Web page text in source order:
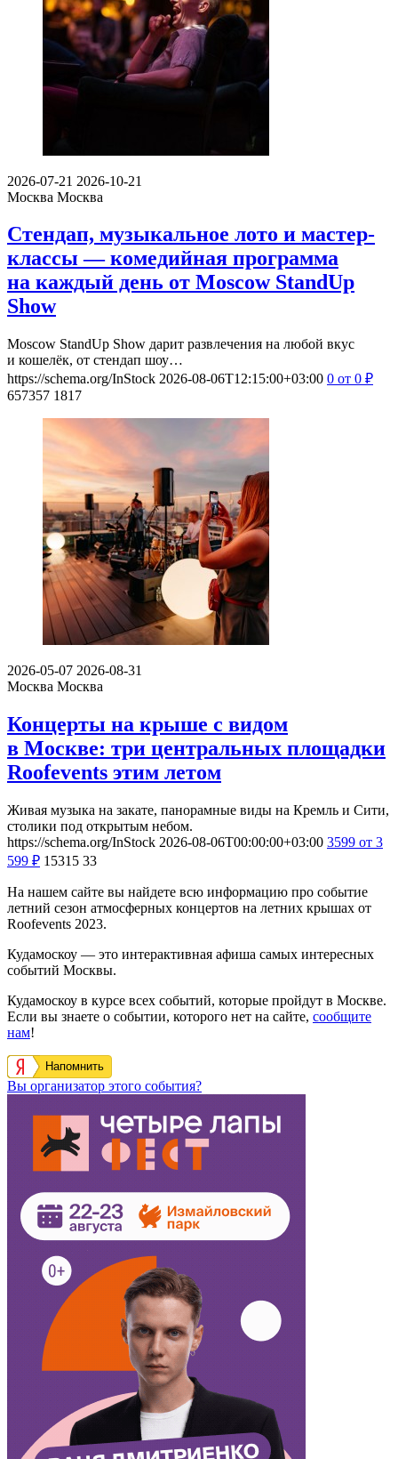
2026-07-21 2026-10-21
Москва Москва
Стендап, музыкальное лото и мастер-
классы — комедийная программа
на каждый день от Moscow StandUp
Show
Moscow StandUp Show дарит развлечения на любой вкус
и кошелёк, от стендап шоу…
https://schema.org/InStock 2026-08-06T12:15:00+03:00 0 от 0 ₽
657357 1817
2026-05-07 2026-08-31
Москва Москва
Концерты на крыше с видом
в Москве: три центральных площадки
Roofevents этим летом
Живая музыка на закате, панорамные виды на Кремль и Сити,
столики под открытым небом.
https://schema.org/InStock 2026-08-06T00:00:00+03:00 3599 от 3
599 ₽ 15315 33
На нашем сайте вы найдете всю информацию про событие
летний сезон атмосферных концертов на летних крышах от
Roofevents 2023.
Кудамоскоу — это интерактивная афиша самых интересных
событий Москвы.
Кудамоскоу в курсе всех событий, которые пройдут в Москве.
Если вы знаете о событии, которого нет на сайте, сообщите
нам!
Напомнить
Вы организатор этого события?